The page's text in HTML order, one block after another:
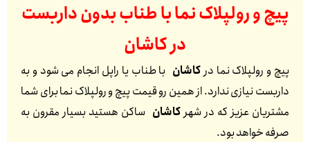
پیچ و رولپلاک نما با طناب بدون داربست
درکاشان
پیچ و رولپلاک نما درکاشان با طناب یا راپل انجام می شود و به
داربست نیازی ندارد. از همین رو قیمت پیچ و رولپلاک نما برای شما
مشتریان عزیز که در شهرکاشان ساکن هستید بسیار مقرون به
صرفه خواهد بود.